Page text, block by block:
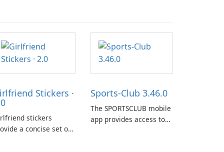
Stickers ·
stickers
a concise set of
Sports-Club 3.46.0
The SPORTSCLUB mobile
app provides access to